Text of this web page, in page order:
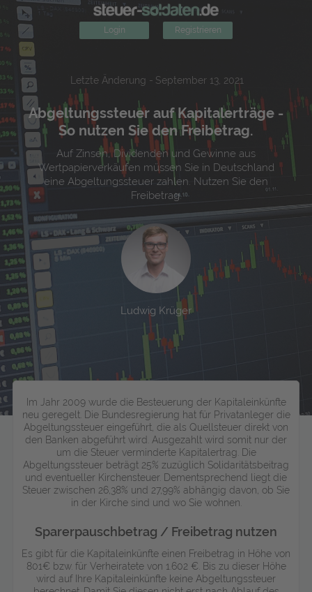
Login Registrieren
Letzte Änderung - September 13, 2021
Abgeltungssteuer auf Kapitalerträge -
So nutzen Sie den Freibetrag.
Auf Zinsen, Dividenden und Gewinne aus
Wertpapierverkäufen müssen Sie in Deutschland
eine Abgeltungssteuer zahlen. Nutzen Sie den
Freibetrag.
Ludwig Krüger
Im Jahr 2009 wurde die Besteuerung der Kapitaleinkünfte
neu geregelt. Die Bundesregierung hat für Privatanleger die
Abgeltungssteuer eingeführt, die als Quellsteuer direkt von
den Banken abgeführt wird. Ausgezahlt wird somit nur der
um die Steuer verminderte Kapitalertrag. Die
Abgeltungssteuer beträgt 25% zuzüglich Solidaritätsbeitrag
und eventueller Kirchensteuer. Dementsprechend liegt die
Steuer zwischen 26,38% und 27,99% abhängig davon, ob Sie
in der Kirche sind und wo Sie wohnen.
Sparerpauschbetrag / Freibetrag nutzen
Es gibt für die Kapitaleinkünfte einen Freibetrag in Höhe von
801€ bzw. für Verheiratete von 1.602 €. Bis zu dieser Höhe
wird auf Ihre Kapitaleinkünfte keine Abgeltungssteuer